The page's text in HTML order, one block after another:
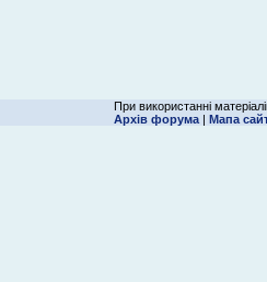
При використанні
Архів форума| Мапа